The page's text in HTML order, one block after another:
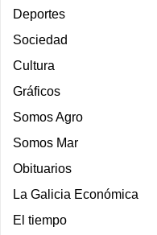
Deportes
Sociedad
Cultura
Gráficos
Somos Agro
Somos Mar
Obituarios
La Galicia Económica
El tiempo